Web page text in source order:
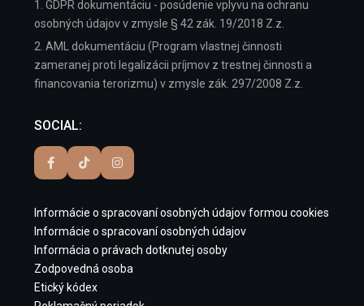
1. GDPR dokumentáciu - posúdenie vplyvu na ochranu
osobných údajov v zmysle § 42 zák. 19/2018 Z.z.
2. AML dokumentáciu (Program vlastnej činnosti
zameranej proti legalizácii príjmov z trestnej činnosti a
financovania terorizmu) v zmysle zák. 297/2008 Z.z.
SOCIAL:
Informácie o spracovaní osobných údajov formou cookies
Informácie o spracovaní osobných údajov
Informácia o právach dotknutej osoby
Zodpovedná osoba
Etický kódex